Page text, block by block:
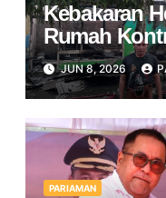
Kebakaran
Rumah
Pariaman
JUN 8, 2026
PARIAMAN